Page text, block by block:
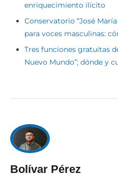
enriquecimiento ilícito
Conservatorio “José
para voces masculinas:
Tres funciones gratuitas
Nuevo Mundo”; dónde y
Bolívar Pérez